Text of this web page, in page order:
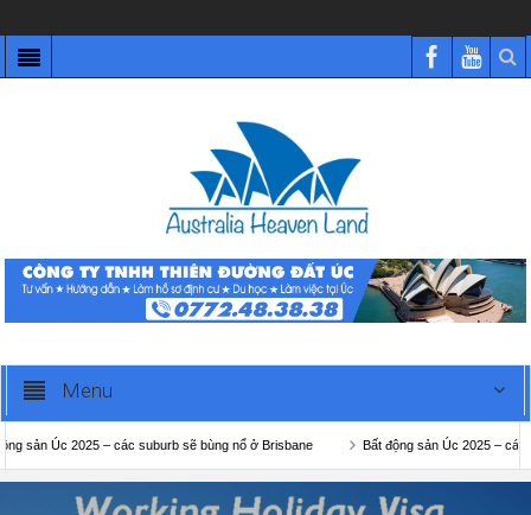
Menu
Úc 2025 – các suburb sẽ bùng nổ ở Brisbane Bất động sản Úc 2025 – các suburb